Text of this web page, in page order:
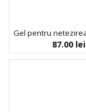
87.00 lei